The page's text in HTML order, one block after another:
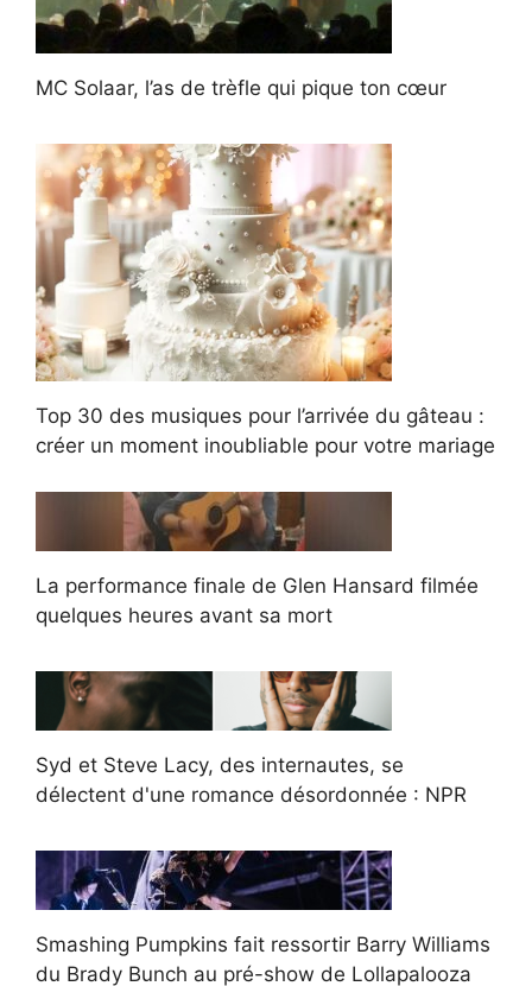
MC Solaar, l’as de trèfle qui pique ton cœur
Top 30 des musiques pour l’arrivée du gâteau :
créer un moment inoubliable pour votre mariage
La performance finale de Glen Hansard filmée
quelques heures avant sa mort
Syd et Steve Lacy, des internautes, se
délectent d'une romance désordonnée : NPR
Smashing Pumpkins fait ressortir Barry Williams
du Brady Bunch au pré-show de Lollapalooza